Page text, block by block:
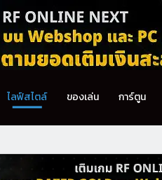
ไลฟ์สไตล์ ของเล่น การ์ตูน